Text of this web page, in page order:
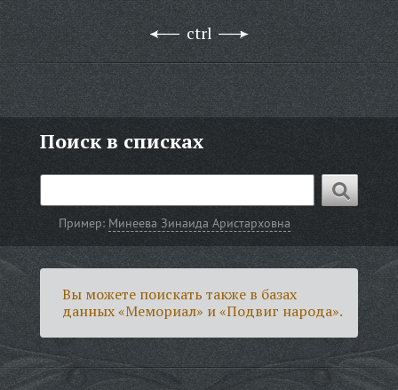
ctrl
Поиск в списках
Пример: Минеева Зинаида Аристарховна
Вы можете поискать также в базах
данных «Мемориал» и «Подвиг народа».